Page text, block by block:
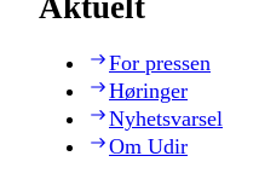
Aktuelt
For pressen
Høringer
Nyhetsvarsel
Om Udir